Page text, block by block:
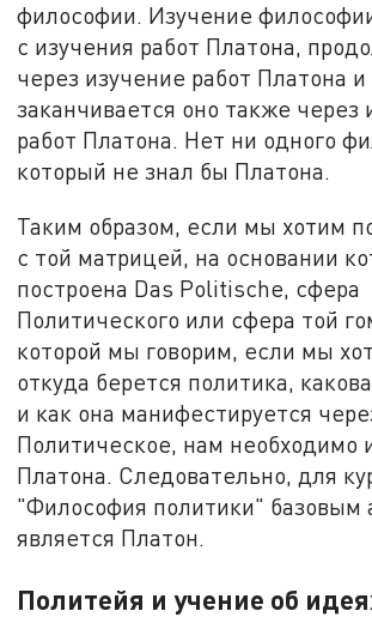
философии. Изучение
с изучения работ Платона,
через изучение работ Платона и
заканчивается оно также через
работ Платона. Нет ни одного
который не знал бы Платона.
Таким образом, если мы хотим
с той матрицей, на основании
построена Das Politische, сфера
Политического или сфера той
которой мы говорим, если мы
откуда берется политика,
и как она манифестируется
Политическое, нам необходимо
Платона. Следовательно, для
"Философия политики" базовым
является Платон.
Политейя и учение об